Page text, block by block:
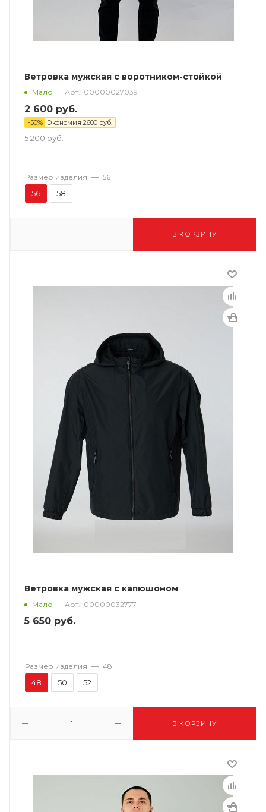
Ветровка мужская с воротником-стойкой
Мало Арт.: 00000027039
2 600 руб.
-50% Экономия 2600 руб.
5 200руб.
В КОРЗИНУ
Размер изделия — 56
56 58
Ветровка мужская с капюшоном
Мало Арт.: 00000032777
5 650 руб.
В КОРЗИНУ
Размер изделия — 48
48 50 52